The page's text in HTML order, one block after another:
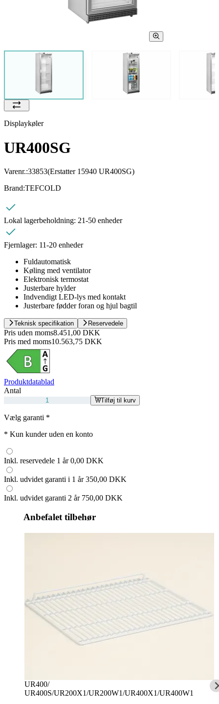
Displaykøler
UR400SG
Varenr.:33853(Erstatter 15940 UR400SG)
Brand:TEFCOLD
Lokal lagerbeholdning: 21-50 enheder
Fjernlager: 11-20 enheder
Fuldautomatisk
Køling med ventilator
Elektronisk termostat
Justerbare hylder
Indvendigt LED-lys med kontakt
Justerbare fødder foran og hjul bagtil
Teknisk specifikation Reservedele
Pris uden moms8.451,00 DKK
Pris med moms10.563,75 DKK
Produktdatablad
Antal
Tilføj til kurv
Vælg garanti *
* Kun kunder uden en konto
Inkl. reservedele 1 år0,00 DKK
Inkl. udvidet garanti i 1 år350,00 DKK
Inkl. udvidet garanti 2 år 750,00 DKK
Anbefalet tilbehør
UR400/
UR400S/UR200X1/UR200W1/UR400X1/UR400W1